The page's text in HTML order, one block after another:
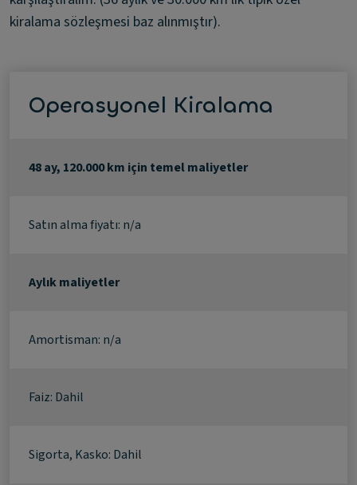
kiralama sözleşmesi baz alınmıştır).
Operasyonel Kiralama
48 ay, 120.000 km için temel maliyetler
Satın alma fiyatı: n/a
Aylık maliyetler
Amortisman: n/a
Faiz: Dahil
Sigorta, Kasko: Dahil